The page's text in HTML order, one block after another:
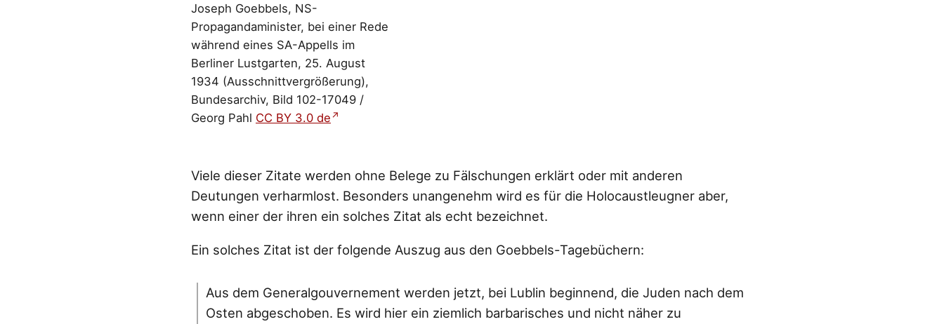
Joseph Goebbels, NS-
Propagandaminister, bei einer Rede
während eines SA-Appells im
Berliner Lustgarten, 25. August
1934 (Ausschnittvergrößerung),
Bundesarchiv, Bild 102-17049 /
Georg Pahl CC BY 3.0 de
Viele dieser Zitate werden ohne Belege zu Fälschungen erklärt oder mit anderen
Deutungen verharmlost. Besonders unangenehm wird es für die Holocaustleugner aber,
wenn einer der ihren ein solches Zitat als echt bezeichnet.
Ein solches Zitat ist der folgende Auszug aus den Goebbels-Tagebüchern:
Aus dem Generalgouvernement werden jetzt, bei Lublin beginnend, die Juden nach dem
Osten abgeschoben. Es wird hier ein ziemlich barbarisches und nicht näher zu